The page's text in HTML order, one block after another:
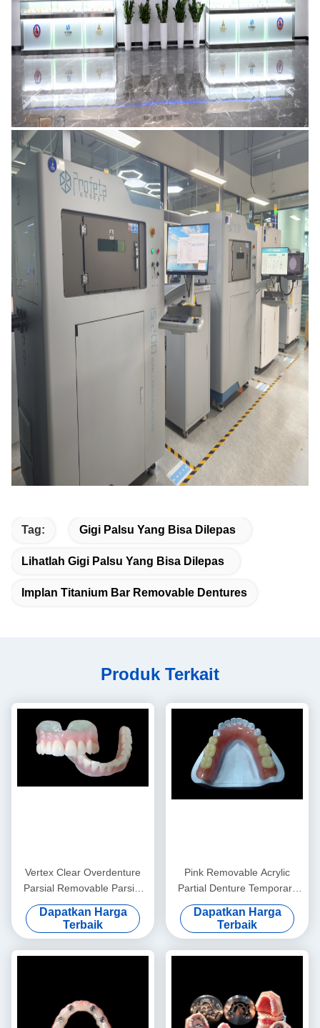
Tag: Gigi Palsu Yang Bisa Dilepas
Lihatlah Gigi Palsu Yang Bisa Dilepas
Implan Titanium Bar Removable Dentures
Produk Terkait
Vertex Clear Overdenture
Parsial Removable Parsial
Prosthodontics
Dapatkan Harga
Terbaik
Pink Removable Acrylic
Partial Denture Temporary
Acrylic Partial Denture
Dapatkan Harga
Terbaik